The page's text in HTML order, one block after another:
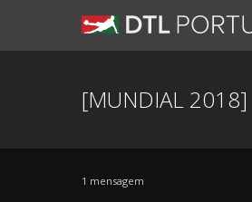
[MUNDIAL
1 mensagem